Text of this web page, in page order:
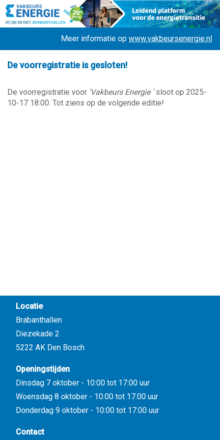
Meer informatie op www.vakbeursenergie.nl
De voorregistratie is gesloten!
De voorregistratie voor 'Vakbeurs Energie ' sloot op 2025-
10-17 18:00. Tot ziens op de volgende editie!
Locatie
Brabanthallen
Diezekade 2
5222 AK Den Bosch
Openingstijden
Dinsdag 7 oktober - 10:00 tot 17:00 uur
Woensdag 8 oktober - 10:00 tot 17:00 uur
Donderdag 9 oktober - 10:00 tot 17:00 uur
Contact